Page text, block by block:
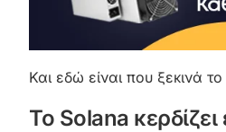
Και εδώ είναι που ξεκινά
Το Solana